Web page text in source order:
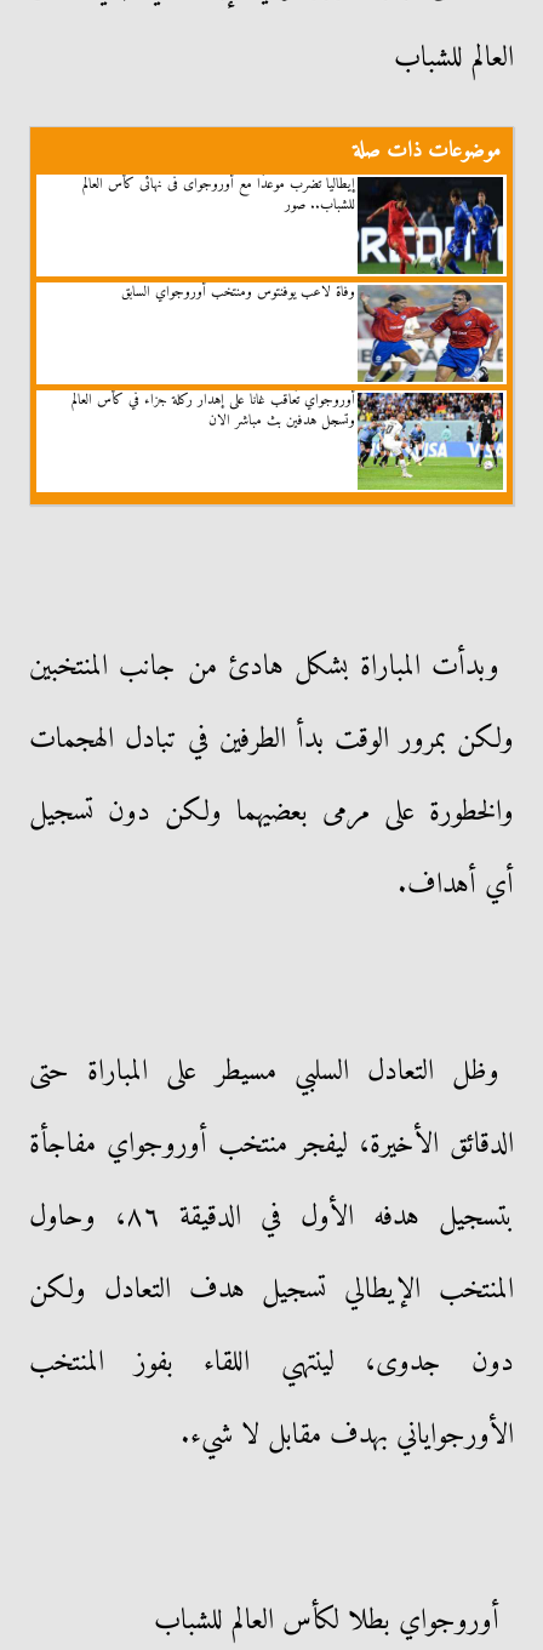
العالم للشباب
موضوعات ذات صلة
إيطاليا تضرب موعدًا مع أوروجواى فى نهائى كأس العالم
للشباب.. صور
وفاة لاعب يوفنتوس ومنتخب أوروجواي السابق
أوروجواي تُعاقب غانا على إهدار ركلة جزاء في كأس العالم
وتسجل هدفين بث مباشر الان
وبدأت المباراة بشكل هادئ من جانب المنتخبين
ولكن بمرور الوقت بدأ الطرفين في تبادل الهجمات
والخطورة على مرمى بعضيهما ولكن دون تسجيل
أي أهداف.
وظل التعادل السلبي مسيطر على المباراة حتى
الدقائق الأخيرة، ليفجر منتخب أوروجواي مفاجأة
بتسجيل هدفه الأول في الدقيقة ٨٦، وحاول
المنتخب الإيطالي تسجيل هدف التعادل ولكن
دون جدوى، لينتهي اللقاء بفوز المنتخب
الأورجواياني بهدف مقابل لا شيء.
أوروجواي بطلا لكأس العالم للشباب